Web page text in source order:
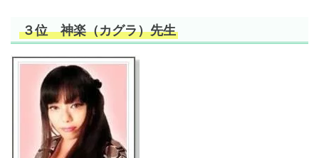
３位 神楽（カグラ）先生